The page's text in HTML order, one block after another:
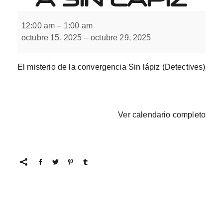
misterio
de
la
Sin
lápiz
12:00 am – 1:00 am
octubre 15, 2025 –octubre 29, 2025
El misterio de la convergencia Sin lápiz (Detectives)
Ver calendario completo